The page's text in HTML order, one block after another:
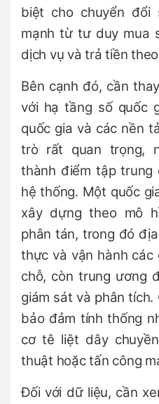
biệt cho chuyển đổi
mạnh từ tư duy mua
dịch vụ và trả tiền
Bên cạnh đó, cần
với hạ tầng số quốc
quốc gia và các nền
trò rất quan trọng,
thành điểm tập
hệ thống. Một quốc
xây dựng theo mô
phân tán, trong đó
thực và vận hành các
chỗ, còn trung ương
giám sát và phân
bảo đảm tính thống
cơ tê liệt dây
thuật hoặc tấn công
Đối với dữ liệu, cần